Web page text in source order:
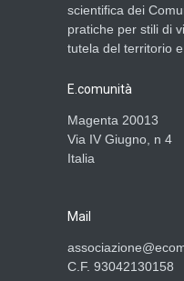
scientifica dei
pratiche per stili di
tutela del territorio
E.comunità
Magenta 20013
Via IV Giugno, n 4
Italia
Mail
C.F. 93042130158